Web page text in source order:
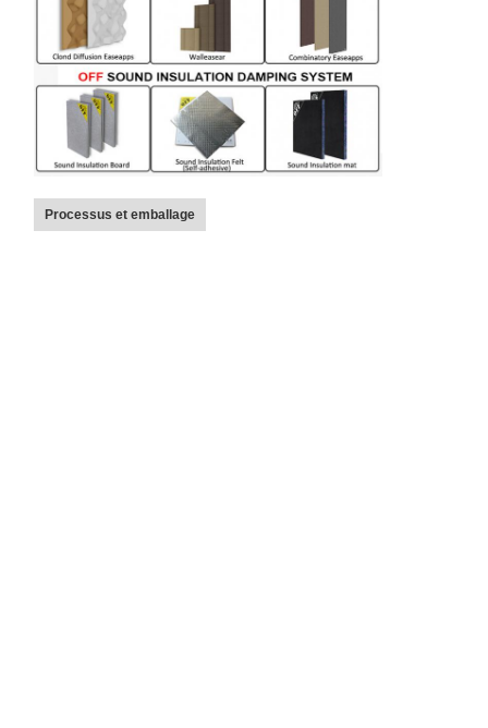
Processus et emballage